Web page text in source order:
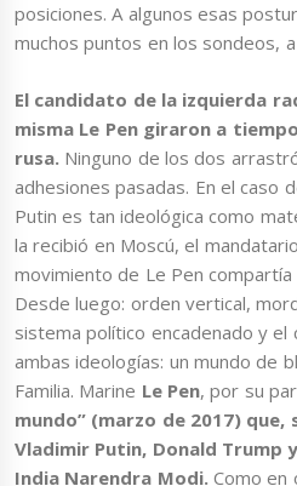
posiciones. A algunos esas
muchos puntos en los sondeos,
El candidato de la izquierda
misma Le Pen giraron a
rusa. Ninguno de los dos
adhesiones pasadas. En el caso
Putin es tan ideológica como
la recibió en Moscú, el
movimiento de Le Pen
Desde luego: orden vertical,
sistema político encadenado y
ambas ideologías: un mundo de
Familia. Marine Le Pen, por su
mundo” (marzo de 2017) que,
Vladimir Putin, Donald Trump
India Narendra Modi. Como en